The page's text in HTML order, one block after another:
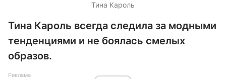
Тина Кароль
Тина Кароль всегда следила за модными
тенденциями и не боялась смелых
образов.
Реклама